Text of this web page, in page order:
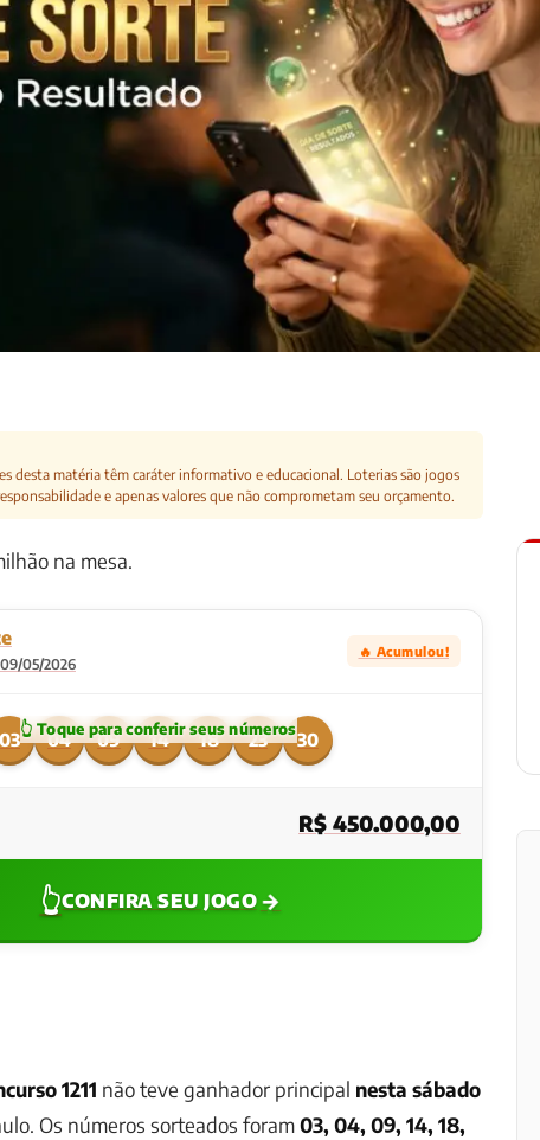
desta matéria têm caráter informativo e educacional. Loterias são jogos
e apenas valores que não comprometam seu orçamento.
na mesa.
09/05/2026
🔥 Acumulou!
03 04 09 14 18 23 30
R$ 450.000,00
👆CONFIRA SEU JOGO →
1211 não teve ganhador principal nesta sábado
Os números sorteados foram03, 04, 09, 14, 18,